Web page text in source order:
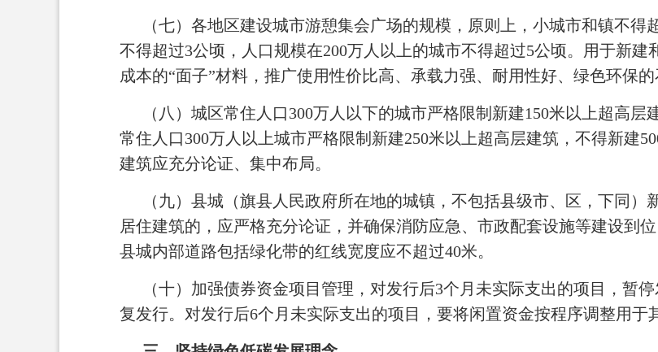
（七）各地区建设城市游憩集会广场的规模，原则上，小城市和镇不
不得超过3公顷，人口规模在200万人以上的城市不得超过5公顷。用于新
成本的“面子”材料，推广使用性价比高、承载力强、耐用性好、绿色环保的
（八）城区常住人口300万人以下的城市严格限制新建150米以上超高
常住人口300万人以上城市严格限制新建250米以上超高层建筑，不得新建
建筑应充分论证、集中布局。
（九）县城（旗县人民政府所在地的城镇，不包括县级市、区，下同）
居住建筑的，应严格充分论证，并确保消防应急、市政配套设施等建设到
县城内部道路包括绿化带的红线宽度应不超过40米。
（十）加强债券资金项目管理，对发行后3个月未实际支出的项目，暂
复发行。对发行后6个月未实际支出的项目，要将闲置资金按程序调整用于